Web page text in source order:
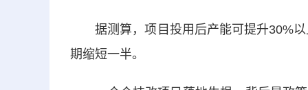
据测算，项目投用后产能可提升30%以
期缩短一半。